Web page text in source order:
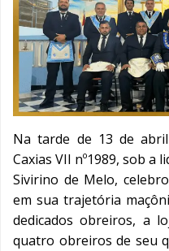
Na tarde de 13 de
Caxias VII nº1989, sob a
Sivirino de Melo,
em sua trajetória
dedicados obreiros, a
quatro obreiros de seu